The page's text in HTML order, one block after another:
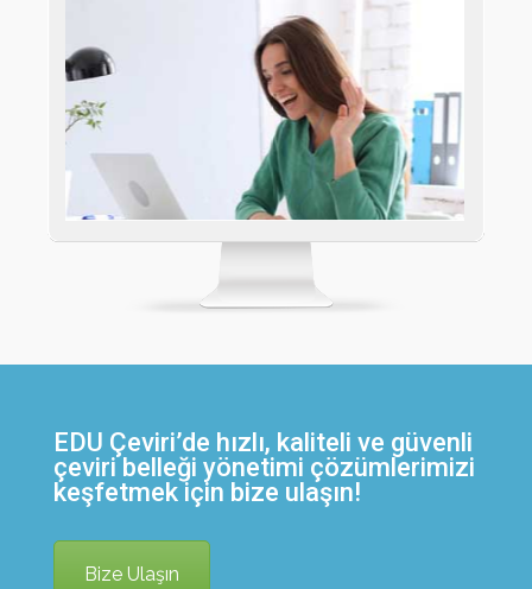
EDU Çeviri’de hızlı, kaliteli ve güvenli
çeviri belleği yönetimi çözümlerimizi
keşfetmek için bize ulaşın!
Bize Ulaşın